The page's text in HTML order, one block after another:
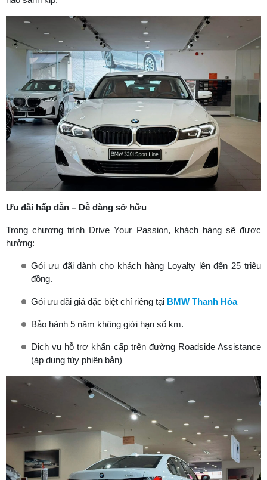
Ưu đãi hấp dẫn – Dễ dàng sở hữu
Trong chương trình Drive Your Passion, khách hàng sẽ được
hưởng:
Gói ưu đãi dành cho khách hàng Loyalty lên đến 25 triệu
đồng.
Gói ưu đãi giá đặc biệt chỉ riêng tại BMW Thanh Hóa
Bảo hành 5 năm không giới hạn số km.
Dịch vụ hỗ trợ khẩn cấp trên đường Roadside Assistance
(áp dụng tùy phiên bản)